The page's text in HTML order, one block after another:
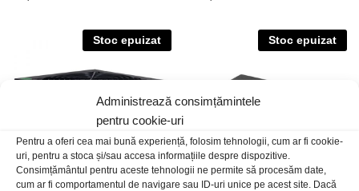
Administrează consimțămintele
pentru cookie-uri
Pentru a oferi cea mai bună experiență, folosim tehnologii, cum ar fi cookie-
uri, pentru a stoca și/sau accesa informațiile despre dispozitive.
Consimțământul pentru aceste tehnologii ne permite să procesăm date,
cum ar fi comportamentul de navigare sau ID-uri unice pe acest site. Dacă
Stoc epuizat Stoc epuizat